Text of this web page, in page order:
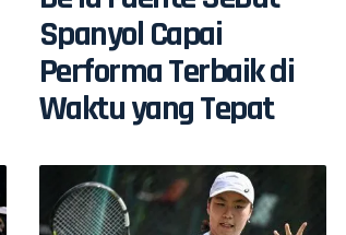
Spanyol Capai
Performa Terbaik di
Waktu yang Tepat